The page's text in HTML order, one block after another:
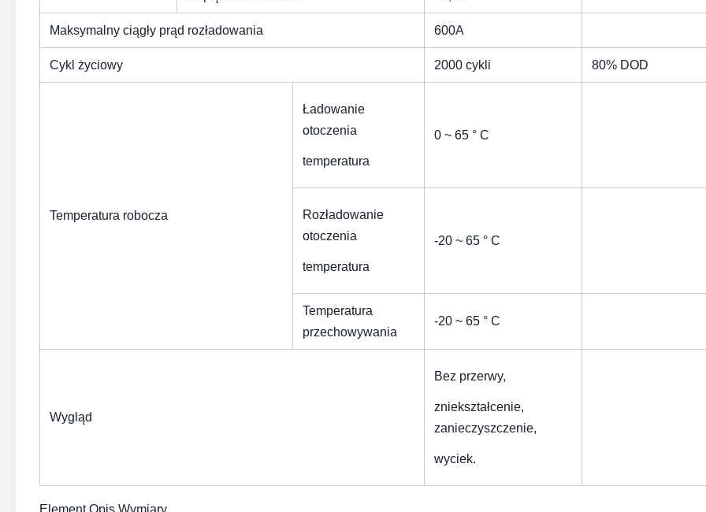
Maksymalny ciągły prąd rozładowania 600A
Cykl życiowy 2000 cykli 80% DOD
Temperatura robocza
Ładowanie
otoczenia
temperatura
0 ~ 65 ° C
Rozładowanie
otoczenia
temperatura
-20 ~ 65 ° C
Temperatura
przechowywania
-20 ~ 65 ° C
Wygląd
Bez przerwy,
zniekształcenie,
zanieczyszczenie,
wyciek.
Element Opis Wymiary